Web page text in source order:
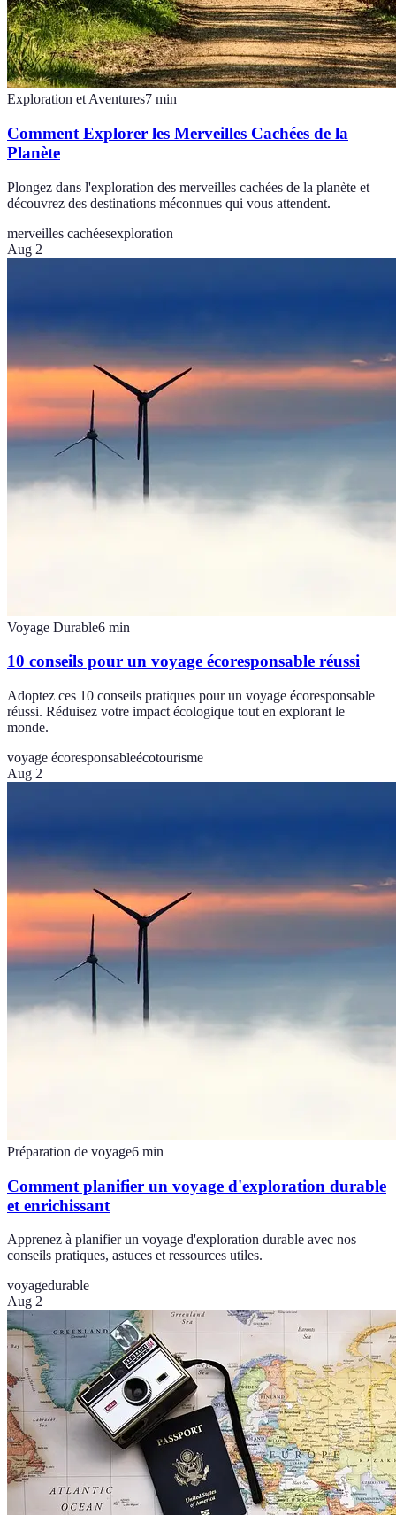
Exploration et Aventures7 min
Comment Explorer les Merveilles Cachées de la
Planète
Plongez dans l'exploration des merveilles cachées de la planète et
découvrez des destinations méconnues qui vous attendent.
merveilles cachéesexploration
Aug 2
Voyage Durable6 min
10 conseils pour un voyage écoresponsable réussi
Adoptez ces 10 conseils pratiques pour un voyage écoresponsable
réussi. Réduisez votre impact écologique tout en explorant le
monde.
voyage écoresponsableécotourisme
Aug 2
Préparation de voyage6 min
Comment planifier un voyage d'exploration durable
et enrichissant
Apprenez à planifier un voyage d'exploration durable avec nos
conseils pratiques, astuces et ressources utiles.
voyagedurable
Aug 2